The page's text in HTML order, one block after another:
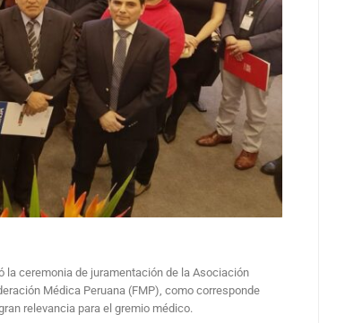
la ceremonia de juramentación de la Asociación
Médica Peruana (FMP), como corresponde
relevancia para el gremio médico.